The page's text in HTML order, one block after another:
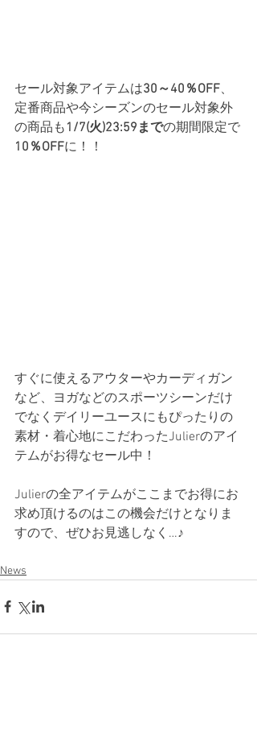
セール対象アイテムは30～40％OFF、
定番商品や今シーズンのセール対象外
の商品も 1/7(火)23:59までの期間限定で
10％OFFに！！
すぐに使えるアウターやカーディガン
など、ヨガなどのスポーツシーンだけ
でなくデイリーユースにもぴったりの
素材・着心地にこだわったJulierのアイ
テムがお得なセール中！
Julierの全アイテムがここまでお得にお
求め頂けるのはこの機会だけとなりま
すので、ぜひお見逃しなく…♪
News